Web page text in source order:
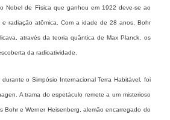
Nobel de Física que ganhou em 1922 deve-se ao
e radiação atômica. Com a idade de 28 anos, Bohr
através da teoria quântica de Max Planck, os
da radioatividade.
o Simpósio Internacional Terra Habitável, foi
A trama do espetáculo remete a um misterioso
Bohr e Werner Heisenberg, alemão encarregado do